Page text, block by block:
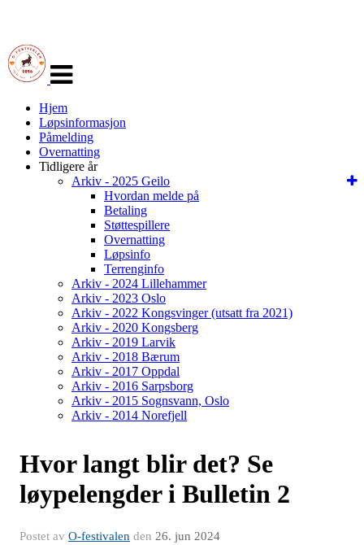
navigasjon
Hjem
Løpsinformasjon
Påmelding
Overnatting
Tidligere år
Arkiv - 2025 Geilo
Hvordan melde på
Betaling
Støttespillere
Overnatting
Løpsinfo
Terrenginfo
Arkiv - 2024 Lillehammer
Arkiv - 2023 Oslo
Arkiv - 2022 Kongsvinger (utsatt fra 2021)
Arkiv - 2020 Kongsberg
Arkiv - 2019 Larvik
Arkiv - 2018 Bærum
Arkiv - 2017 Oppdal
Arkiv - 2016 Sarpsborg
Arkiv - 2015 Sognsvann, Oslo
Arkiv - 2014 Norefjell
Hvor langt blir det? Se
løypelengder i Bulletin 2
Postet av O-festivalen den 26. jun 2024